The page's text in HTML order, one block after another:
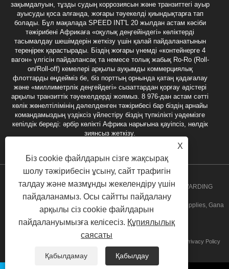
зақымдалуын, тұзды судың коррозиясын және транзиттегі ауыр
ауысуды қоса алғанда, жоғары тәуекелді қиындықтарға тап
болады. Бұл мақалада SPEED INT'L 20 жылдан астам кәсіби
тәжірибені Африкаға «оқулық деңгейіндегі» көліктерді
тасымалдау шешімдерін жеткізу үшін қалай пайдаланатынын
тереңірек қарастырады. Біздің жоғары үнемді «контейнерге 4
вагон» үлгісін пайдалансақ та немесе толық жабық Ro-Ro (Roll-
on/Roll-off) кемелері арқылы ауқымды коммерциялық
флоттарды өңдейміз бе, біз порттың орнында қатаң қадағалау
және «миллиметрлік деңгейдегі» сызаттардан қорғау әдістері
арқылы транзиттік тәуекелдерді жоямыз. 8 976-дан астам сәтті
көлік жөнелтілімінің дәлелденген тәжірибесі бар біздің арнайы
командамыздың үздіксіз үйлестіру біздің түпкілікті уәдемізге
кепілдік береді: әрбір көлікті Африка нарығына қауіпсіз, нөлдік
зиянсыз жеткізу.
Copyright 2020 GUANCHHOU SPEED INT'L FREIGHT FORWARDING
CO.,LTD. - Angola Groupage, Angola Door Door Service, Break Supplies, Gana
Groupage Service Барлық құқықтар қорғалған
Privacy Policy
X
Біз cookie файлдарын сізге жақсырақ
шолу тәжірибесін ұсыну, сайт трафигін
талдау және мазмұнды жекелендіру үшін
пайдаланамыз. Осы сайтты пайдалану
арқылы сіз cookie файлдарын
пайдалануымызға келісесіз. Құпиялылық
саясаты
Қабылдамау Қабылдау